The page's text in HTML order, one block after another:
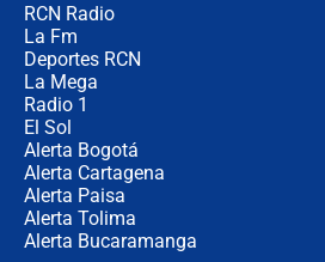
RCN Radio
La Fm
Deportes RCN
La Mega
Radio 1
El Sol
Alerta Bogotá
Alerta Cartagena
Alerta Paisa
Alerta Tolima
Alerta Bucaramanga